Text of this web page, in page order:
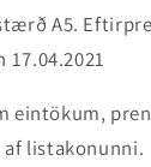
A5.
17.04.2021
eintökum,
af listakonunni.